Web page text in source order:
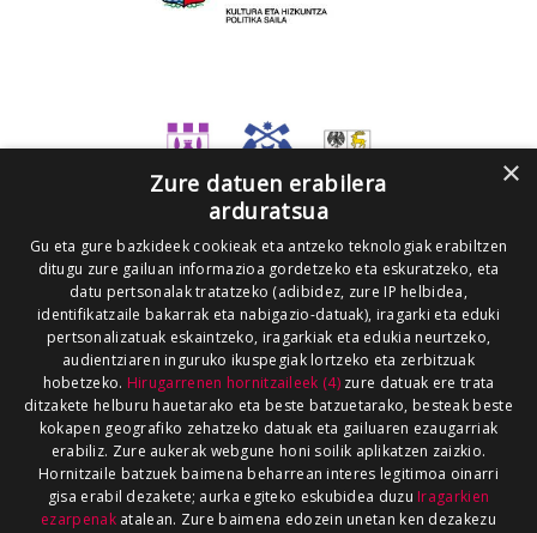
×
Zure datuen erabilera
arduratsua
Gu eta gure bazkideek cookieak eta antzeko teknologiak erabiltzen
ditugu zure gailuan informazioa gordetzeko eta eskuratzeko, eta
datu pertsonalak tratatzeko (adibidez, zure IP helbidea,
identifikatzaile bakarrak eta nabigazio-datuak), iragarki eta eduki
pertsonalizatuak eskaintzeko, iragarkiak eta edukia neurtzeko,
audientziaren inguruko ikuspegiak lortzeko eta zerbitzuak
hobetzeko. Hirugarrenen hornitzaileek (4)zure datuak ere trata
ditzakete helburu hauetarako eta beste batzuetarako, besteak beste
kokapen geografiko zehatzeko datuak eta gailuaren ezaugarriak
erabiliz. Zure aukerak webgune honi soilik aplikatzen zaizkio.
Hornitzaile batzuek baimena beharrean interes legitimoa oinarri
gisa erabil dezakete; aurka egiteko eskubidea duzu Iragarkien
ezarpenakatalean. Zure baimena edozein unetan ken dezakezu